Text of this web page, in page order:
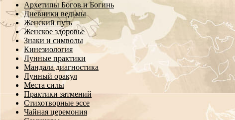
Архетипы Богов и Богинь
Дневники ведьмы
Женский путь
Женское здоровье
Знаки и символы
Кинезиология
Лунные практики
Мандала диагностика
Лунный оракул
Места силы
Практики затмений
Стихотворные эссе
Чайная церемония